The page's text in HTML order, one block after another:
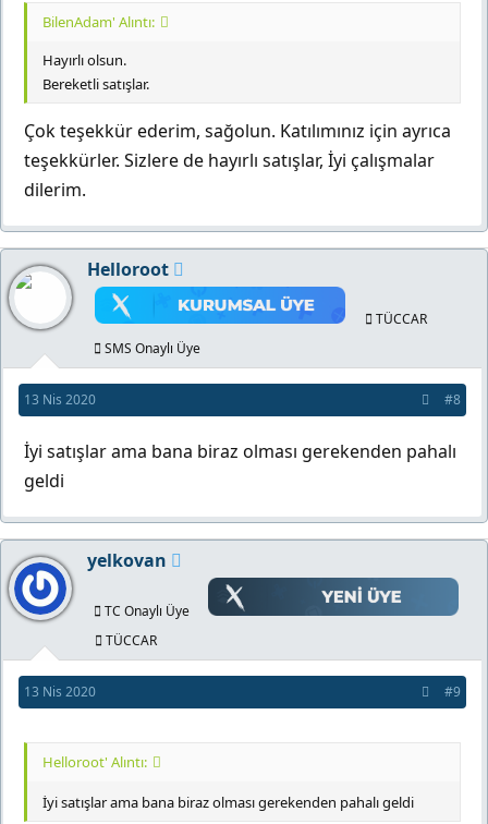
BilenAdam' Alıntı:
Hayırlı olsun.
Bereketli satışlar.
Çok teşekkür ederim, sağolun. Katılımınız için ayrıca
teşekkürler. Sizlere de hayırlı satışlar, İyi çalışmalar
dilerim.
Helloroot
TÜCCAR
SMS Onaylı Üye
13 Nis 2020 #8
İyi satışlar ama bana biraz olması gerekenden pahalı
geldi
yelkovan
TC Onaylı Üye
TÜCCAR
13 Nis 2020 #9
Helloroot' Alıntı:
İyi satışlar ama bana biraz olması gerekenden pahalı geldi